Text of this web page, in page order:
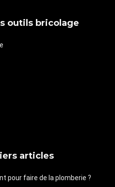
outils bricolage
articles
pour faire de la plomberie ?